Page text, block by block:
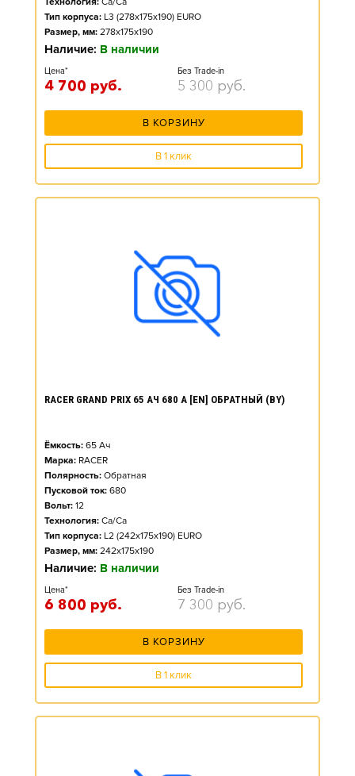
Тип корпуса: L3 (278x175x190) EURO
Размер, мм: 278x175x190
Наличие: В наличии
Цена*
4 700 руб.
Без Trade-in
5 300 руб.
В КОРЗИНУ
В 1 клик
RACER GRAND PRIX 65 АЧ 680 А [EN] ОБРАТНЫЙ (BY)
Ёмкость: 65 Ач
Марка: RACER
Полярность: Обратная
Пусковой ток: 680
Вольт: 12
Технология: Ca/Ca
Тип корпуса: L2 (242x175x190) EURO
Размер, мм: 242x175x190
Наличие: В наличии
Цена*
6 800 руб.
Без Trade-in
7 300 руб.
В КОРЗИНУ
В 1 клик